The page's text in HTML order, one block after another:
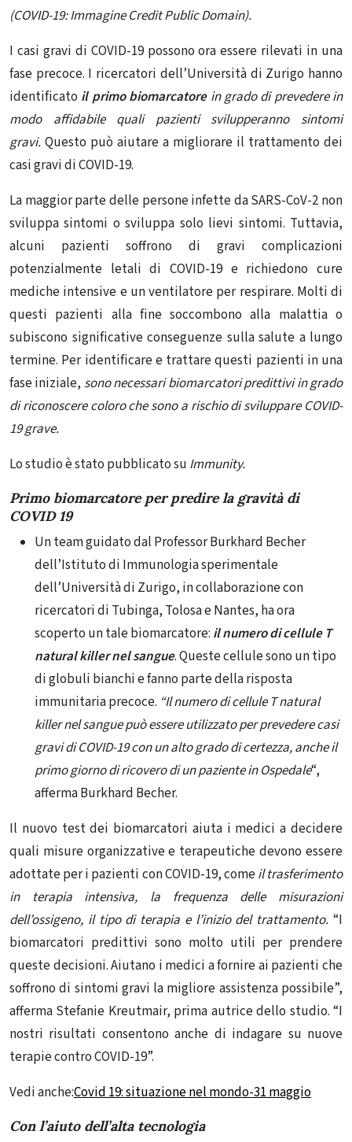
(COVID-19: Immagine Credit Public Domain).
I casi gravi di COVID-19 possono ora essere rilevati in una
fase precoce. I ricercatori dell’Università di Zurigo hanno
identificato il primo biomarcatore in grado di prevedere in
modo affidabile quali pazienti svilupperanno sintomi
gravi. Questo può aiutare a migliorare il trattamento dei
casi gravi di COVID-19.
La maggior parte delle persone infette da SARS-CoV-2 non
sviluppa sintomi o sviluppa solo lievi sintomi. Tuttavia,
alcuni pazienti soffrono di gravi complicazioni
potenzialmente letali di COVID-19 e richiedono cure
mediche intensive e un ventilatore per respirare. Molti di
questi pazienti alla fine soccombono alla malattia o
subiscono significative conseguenze sulla salute a lungo
termine. Per identificare e trattare questi pazienti in una
fase iniziale, sono necessari biomarcatori predittivi in ​​grado
di riconoscere coloro che sono a rischio di sviluppare COVID-
19 grave.
Lo studio è stato pubblicato su Immunity.
Primo biomarcatore per predire la gravità di
COVID 19
Un team guidato dal Professor Burkhard Becher
dell’Istituto di Immunologia sperimentale
dell’Università di Zurigo, in collaborazione con
ricercatori di Tubinga, Tolosa e Nantes, ha ora
scoperto un tale biomarcatore: il numero di cellule T
natural killer nel sangue. Queste cellule sono un tipo
di globuli bianchi e fanno parte della risposta
immunitaria precoce. “Il numero di cellule T natural
killer nel sangue può essere utilizzato per prevedere casi
gravi di COVID-19 con un alto grado di certezza, anche il
primo giorno di ricovero di un paziente in Ospedale“,
afferma Burkhard Becher.
Il nuovo test dei biomarcatori aiuta i medici a decidere
quali misure organizzative e terapeutiche devono essere
adottate per i pazienti con COVID-19, comeil trasferimento
in terapia intensiva, la frequenza delle misurazioni
dell’ossigeno, il tipo di terapia e l’inizio del trattamento. “I
biomarcatori predittivi sono molto utili per prendere
queste decisioni. Aiutano i medici a fornire ai pazienti che
soffrono di sintomi gravi la migliore assistenza possibile”,
afferma Stefanie Kreutmair, prima autrice dello studio. “I
nostri risultati consentono anche di indagare su nuove
terapie contro COVID-19”.
Vedi anche:Covid 19: situazione nel mondo-31 maggio
Con l’aiuto dell’alta tecnologia